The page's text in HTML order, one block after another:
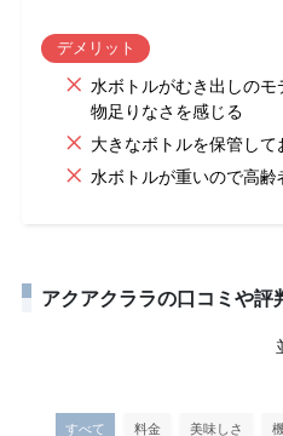
デメリット
水ボトルがむき出しの
物足りなさを感じる
大きなボトルを保管し
水ボトルが重いので高
アクアクララの口コミや評
すべて 料金 美味しさ